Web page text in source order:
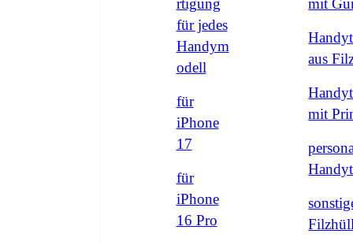
rtigung
für jedes
Handym
odell
für
iPhone
17
für
iPhone
16 Pro
mit
aus
mit